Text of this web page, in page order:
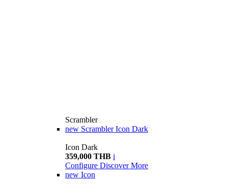
Scrambler
new Scrambler Icon Dark
Icon Dark
359,000 THB i
Configure Discover More
new Icon